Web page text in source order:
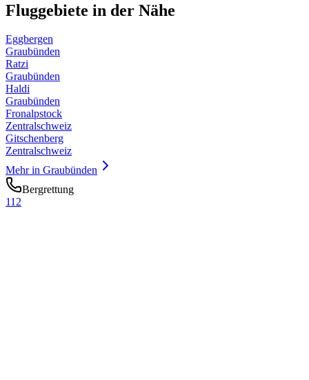
Fluggebiete in der Nähe
Eggbergen
Graubünden
Ratzi
Graubünden
Haldi
Graubünden
Fronalpstock
Zentralschweiz
Gitschenberg
Zentralschweiz
Mehr in Graubünden
Bergrettung
112